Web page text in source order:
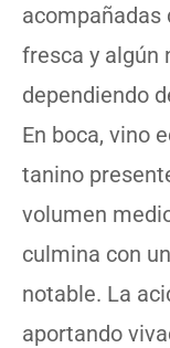
fresca y algún
dependiendo
En boca, vino
tanino
volumen
culmina con
notable. La
aportando